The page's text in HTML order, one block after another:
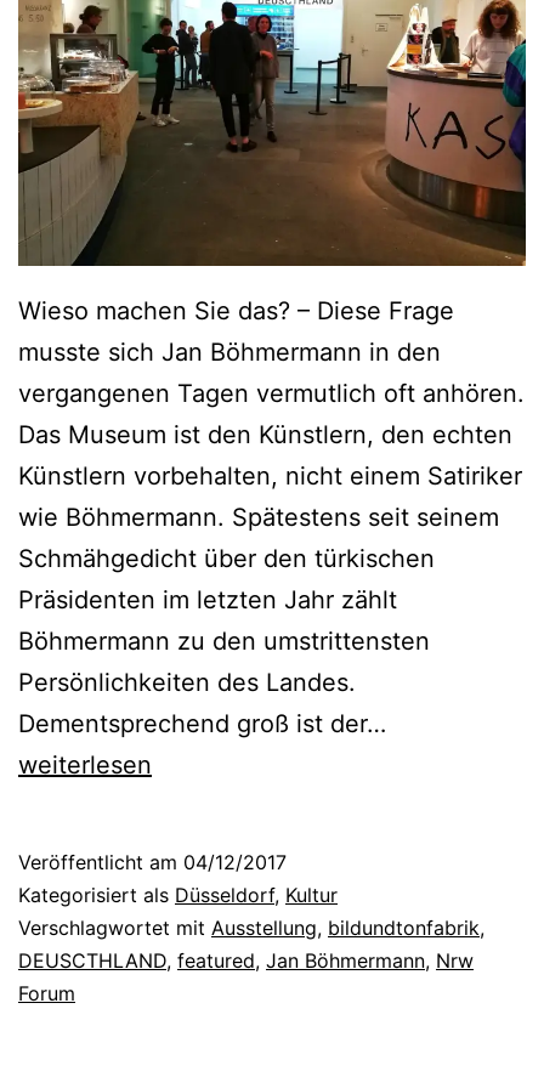
i
e
H
u
e
–
D
i
e
(
t
r
a
g
i
s
)
G
e
Wieso machen Sie das? – Diese Frage
musste sich Jan Böhmermann in den
vergangenen Tagen vermutlich oft anhören.
Das Museum ist den Künstlern, den echten
Künstlern vorbehalten, nicht einem Satiriker
wie Böhmermann. Spätestens seit seinem
Schmähgedicht über den türkischen
Präsidenten im letzten Jahr zählt
Böhmermann zu den umstrittensten
Persönlichkeiten des Landes.
Dementsprechend groß ist der…
T
H
weiterlesen
Veröffentlicht am 04/12/2017
Kategorisiert als Düsseldorf, Kultur
Verschlagwortet mit Ausstellung, bildundtonfabrik,
DEUSCTHLAND, featured, Jan Böhmermann, Nrw
Forum